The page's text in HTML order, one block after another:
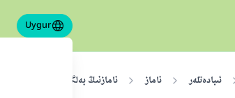
Uygur
ئىبادەتلەر ناماز نامازنىڭ بەلگىلىمە-ئەھكاملىرى